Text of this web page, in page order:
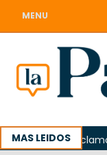
MENU
MAS LEIDOS
Odarda reclamó la